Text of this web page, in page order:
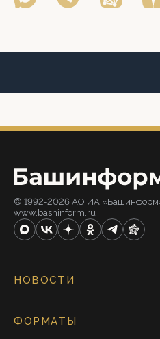
© 1992-2026 АО ИА
www.bashinform.ru
НОВОСТИ
ФОРМАТЫ